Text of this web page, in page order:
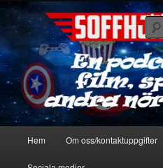
Hoppa
primärt
innehållSoffhjältarna
En podcast om film, spel & andra
Hem Om oss/kontaktuppgifter